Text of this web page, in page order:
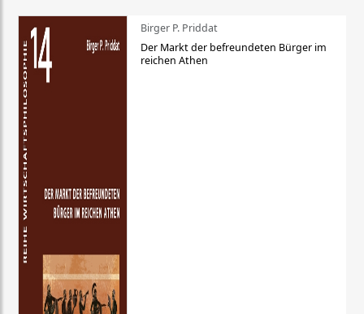
Birger P. Priddat
Der Markt der befreundeten Bürger im
reichen Athen